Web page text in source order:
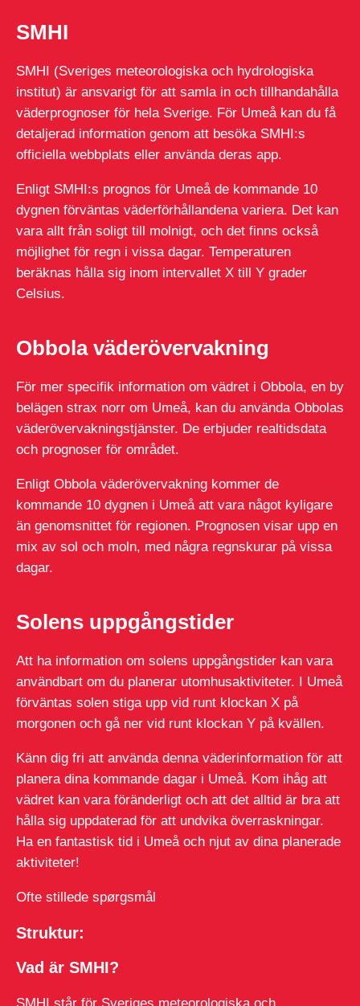
SMHI
SMHI (Sveriges meteorologiska och hydrologiska
institut) är ansvarigt för att samla in och tillhandahålla
väderprognoser för hela Sverige. För Umeå kan du få
detaljerad information genom att besöka SMHI:s
officiella webbplats eller använda deras app.
Enligt SMHI:s prognos för Umeå de kommande 10
dygnen förväntas väderförhållandena variera. Det kan
vara allt från soligt till molnigt, och det finns också
möjlighet för regn i vissa dagar. Temperaturen
beräknas hålla sig inom intervallet X till Y grader
Celsius.
Obbola väderövervakning
För mer specifik information om vädret i Obbola, en by
belägen strax norr om Umeå, kan du använda Obbolas
väderövervakningstjänster. De erbjuder realtidsdata
och prognoser för området.
Enligt Obbola väderövervakning kommer de
kommande 10 dygnen i Umeå att vara något kyligare
än genomsnittet för regionen. Prognosen visar upp en
mix av sol och moln, med några regnskurar på vissa
dagar.
Solens uppgångstider
Att ha information om solens uppgångstider kan vara
användbart om du planerar utomhusaktiviteter. I Umeå
förväntas solen stiga upp vid runt klockan X på
morgonen och gå ner vid runt klockan Y på kvällen.
Känn dig fri att använda denna väderinformation för att
planera dina kommande dagar i Umeå. Kom ihåg att
vädret kan vara föränderligt och att det alltid är bra att
hålla sig uppdaterad för att undvika överraskningar.
Ha en fantastisk tid i Umeå och njut av dina planerade
aktiviteter!
Ofte stillede spørgsmål
Struktur:
Vad är SMHI?
SMHI står för Sveriges meteorologiska och